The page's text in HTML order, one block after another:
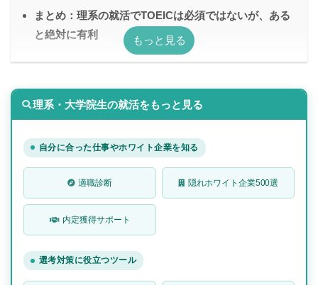
まとめ：理系の就活でTOEICは必須ではないが、ある
と絶対に有利
理系・大学院生の就活をもっと見る
自分に合った仕事やホワイト企業を知る
適職診断 隠れホワイト企業500選
内定獲得サポート
選考対策に役立つツール